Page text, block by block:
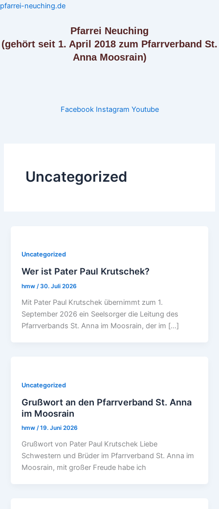
Zum
pfarrei-neuching.de
Pfarrei Neuching
(gehört seit 1. April 2018 zum Pfarrverband St.
Anna Moosrain)
Facebook Instagram Youtube
Uncategorized
Uncategorized
Wer ist Pater Paul Krutschek?
hmw/30. Juli 2026
Mit Pater Paul Krutschek übernimmt zum 1.
September 2026 ein Seelsorger die Leitung des
Pfarrverbands St. Anna im Moosrain, der im […]
Uncategorized
Grußwort an den Pfarrverband St. Anna
im Moosrain
hmw/19. Juni 2026
Grußwort von Pater Paul Krutschek Liebe
Schwestern und Brüder im Pfarrverband St. Anna im
Moosrain, mit großer Freude habe ich